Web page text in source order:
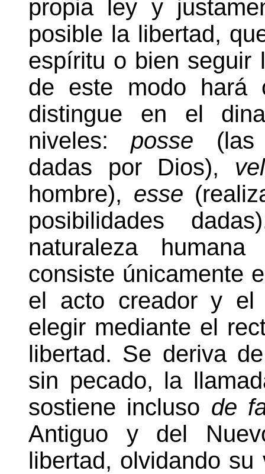
propia ley y
posible la libertad,
espíritu o bien
de este modo hará
distingue en el
niveles: posse
dadas por Dios),
hombre), esse
posibilidades
naturaleza
consiste únicamente
el acto creador y el
elegir mediante el
libertad. Se deriva
sin pecado, la
sostiene incluso de
Antiguo y del
libertad, olvidando su